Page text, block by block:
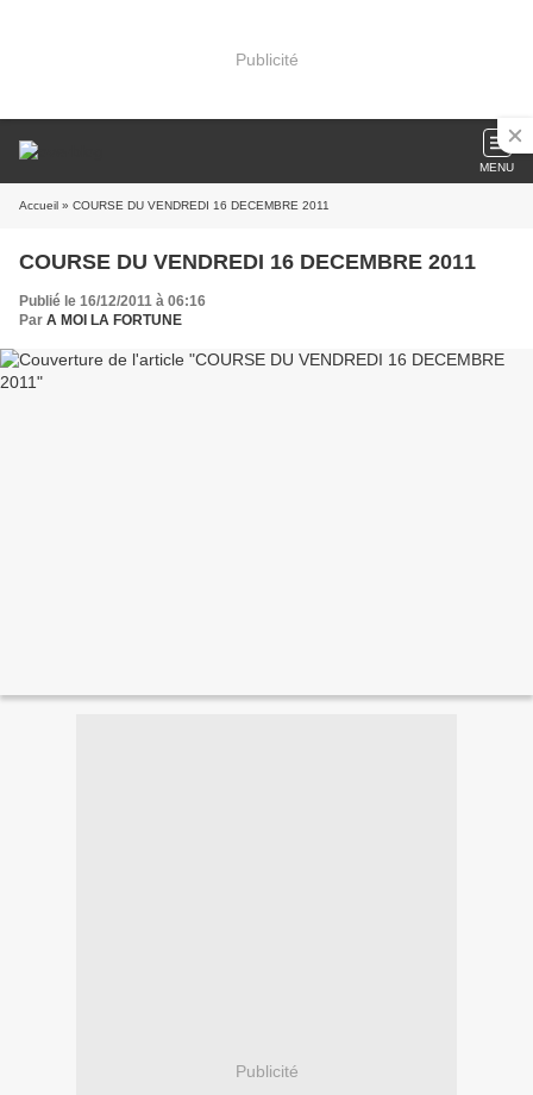
Publicité
MENU
Accueil » COURSE DU VENDREDI 16 DECEMBRE 2011
COURSE DU VENDREDI 16 DECEMBRE 2011
Publié le 16/12/2011 à 06:16
Par A MOI LA FORTUNE
Publicité